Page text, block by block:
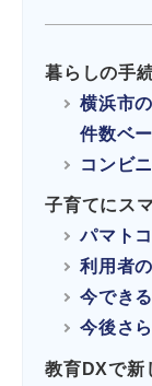
暮らしの手
横浜市
件数ベー
コンビ
子育てにス
パマト
利用者
今でき
今後さ
教育DXで新